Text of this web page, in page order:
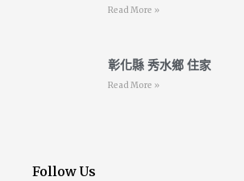
Read More »
彰化縣 秀水鄉 住家
Read More »
Follow Us